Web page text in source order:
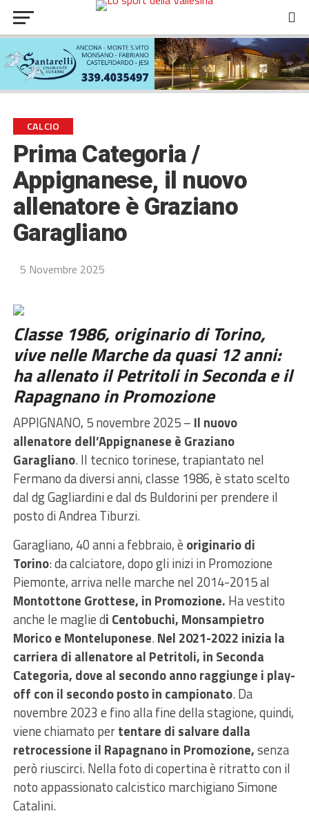
CALCIO
Prima Categoria /
Appignanese, il nuovo
allenatore è Graziano
Garagliano
5 Novembre 2025
Classe 1986, originario di Torino,
vive nelle Marche da quasi 12 anni:
ha allenato il Petritoli in Seconda e il
Rapagnano in Promozione
APPIGNANO, 5 novembre 2025 – Il nuovo
allenatore dell’Appignanese è Graziano
Garagliano. Il tecnico torinese, trapiantato nel
Fermano da diversi anni, classe 1986, è stato scelto
dal dg Gagliardini e dal ds Buldorini per prendere il
posto di Andrea Tiburzi.
Garagliano, 40 anni a febbraio, è originario di
Torino: da calciatore, dopo gli inizi in Promozione
Piemonte, arriva nelle marche nel 2014-2015 al
Montottone Grottese, in Promozione. Ha vestito
anche le maglie di Centobuchi, Monsampietro
Morico e Monteluponese.Nel 2021-2022 inizia la
carriera di allenatore al Petritoli, in Seconda
Categoria, dove al secondo anno raggiunge i play-
off con il secondo posto in campionato. Da
novembre 2023 e fino alla fine della stagione, quindi,
viene chiamato pertentare di salvare dalla
retrocessione il Rapagnano in Promozione,senza
però riuscirci. Nella foto di copertina è ritratto con il
noto appassionato calcistico marchigiano Simone
Catalini.